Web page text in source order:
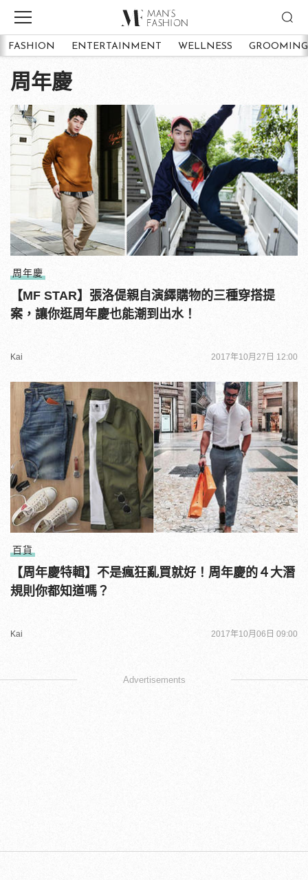
FASHION ENTERTAINMENT WELLNESS GROOMING
周年慶
周年慶
【MF STAR】張洛偍親自演繹購物的三種穿搭提
案，讓你逛周年慶也能潮到出水！
Kai 2017年10月27日 12:00
百貨
【周年慶特輯】不是瘋狂亂買就好！周年慶的４大潛
規則你都知道嗎？
Kai 2017年10月06日 09:00
Advertisements